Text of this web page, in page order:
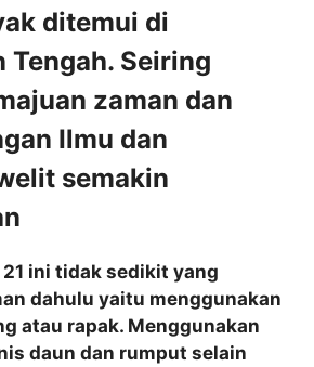
ditemui di
Tengah. Seiring
zaman dan
Ilmu dan
semakin
ini tidak sedikit yang
dahulu yaitu menggunakan
atau rapak. Menggunakan
daun dan rumput selain